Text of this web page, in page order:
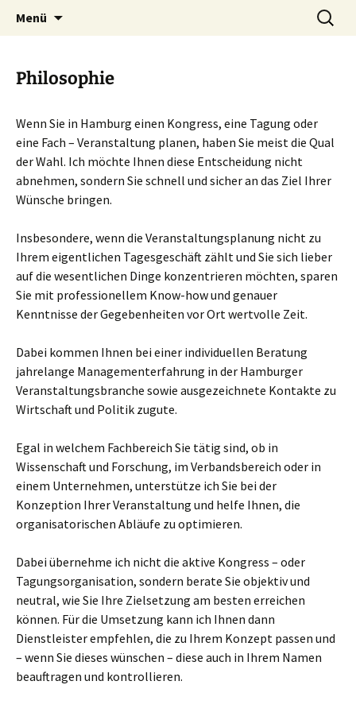
CCR – Convention Consult
Rieger
Beratung für conventions, Kongresse und
Tagungen in Hamburg
Menü
Suchen
nach:
Philosophie
Wenn Sie in Hamburg einen Kongress, eine Tagung oder
eine Fach – Veranstaltung planen, haben Sie meist die Qual
der Wahl. Ich möchte Ihnen diese Entscheidung nicht
abnehmen, sondern Sie schnell und sicher an das Ziel Ihrer
Wünsche bringen.
Insbesondere, wenn die Veranstaltungsplanung nicht zu
Ihrem eigentlichen Tagesgeschäft zählt und Sie sich lieber
auf die wesentlichen Dinge konzentrieren möchten, sparen
Sie mit professionellem Know-how und genauer
Kenntnisse der Gegebenheiten vor Ort wertvolle Zeit.
Dabei kommen Ihnen bei einer individuellen Beratung
jahrelange Managementerfahrung in der Hamburger
Veranstaltungsbranche sowie ausgezeichnete Kontakte zu
Wirtschaft und Politik zugute.
Egal in welchem Fachbereich Sie tätig sind, ob in
Wissenschaft und Forschung, im Verbandsbereich oder in
einem Unternehmen, unterstütze ich Sie bei der
Konzeption Ihrer Veranstaltung und helfe Ihnen, die
organisatorischen Abläufe zu optimieren.
Dabei übernehme ich nicht die aktive Kongress – oder
Tagungsorganisation, sondern berate Sie objektiv und
neutral, wie Sie Ihre Zielsetzung am besten erreichen
können. Für die Umsetzung kann ich Ihnen dann
Dienstleister empfehlen, die zu Ihrem Konzept passen und
– wenn Sie dieses wünschen – diese auch in Ihrem Namen
beauftragen und kontrollieren.